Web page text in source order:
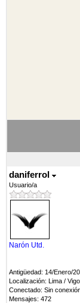
daniferrol
Usuario/a
Narón Utd.
Antigüedad: 14/Enero/
Localización: Lima / Vigo
Conectado: Sin
Mensajes: 472